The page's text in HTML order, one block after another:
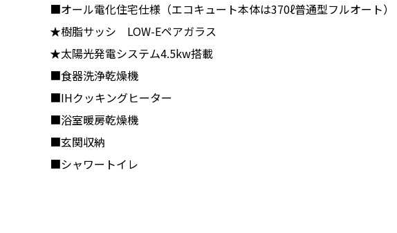
■オール電化住宅仕様（エコキュート本体は370ℓ普通型フルオート）
★樹脂サッシ LOW-Eペアガラス
★太陽光発電システム4.5kw搭載
■食器洗浄乾燥機
■IHクッキングヒーター
■浴室暖房乾燥機
■玄関収納
■シャワートイレ